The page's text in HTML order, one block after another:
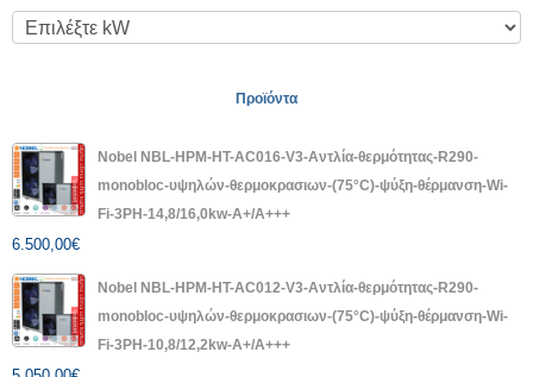
Προϊόντα
Nobel NBL-HPM-HT-AC016-V3-Αντλία-θερμότητας-R290-
monobloc-υψηλών-θερμοκρασιων-(75°C)-ψύξη-θέρμανση-Wi-
Fi-3PH-14,8/16,0kw-A+/A+++
6.500,00€
Nobel NBL-HPM-HT-AC012-V3-Αντλία-θερμότητας-R290-
monobloc-υψηλών-θερμοκρασιων-(75°C)-ψύξη-θέρμανση-Wi-
Fi-3PH-10,8/12,2kw-A+/A+++